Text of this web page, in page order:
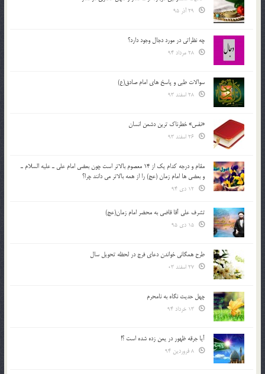
چه نظراتی در مورد دجال وجود دارد؟
سوالات طبی و پاسخ های امام صادق(ع)
«نفس» خطرناک ترین دشمن انسان
مقام و درجه كدام يك از 14 معصوم بالاتر است چون بعضي امام علي ـ عليه السلام ـ
و بعضي ها امام زمان (عج) را از همه بالاتر مي دانند چرا؟
تشرف علي آقا قاضي به محضر امام زمان(عج)
طرح همگانی خواندن دعای فرج در لحظه تحویل سال
چهل حدیث نگاه به نامحرم
آیا جرقه ظهور در یمن زده شده است ؟!